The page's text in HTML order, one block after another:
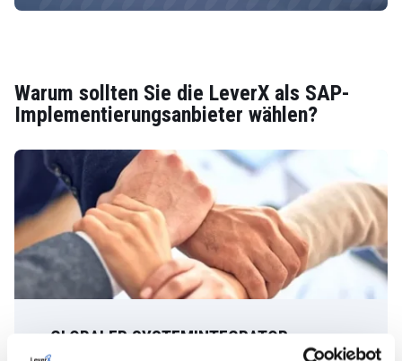
Warum sollten Sie die LeverX als SAP-
Implementierungsanbieter wählen?
GLOBALER SYSTEMINTEGRATOR